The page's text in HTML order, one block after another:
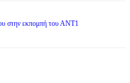
στην εκπομπή του ΑΝΤ1